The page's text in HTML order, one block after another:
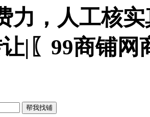
力，人工核
让|〖99商铺